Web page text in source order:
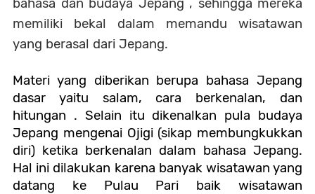
bahasa dan budaya Jepang , sehingga mereka
memiliki bekal dalam memandu wisatawan
yang berasal dari Jepang.
Materi yang diberikan berupa bahasa Jepang
dasar yaitu salam, cara berkenalan, dan
hitungan . Selain itu dikenalkan pula budaya
Jepang mengenai Ojigi (sikap membungkukkan
diri) ketika berkenalan dalam bahasa Jepang.
Hal ini dilakukan karena banyak wisatawan yang
datang ke Pulau Pari baik wisatawan